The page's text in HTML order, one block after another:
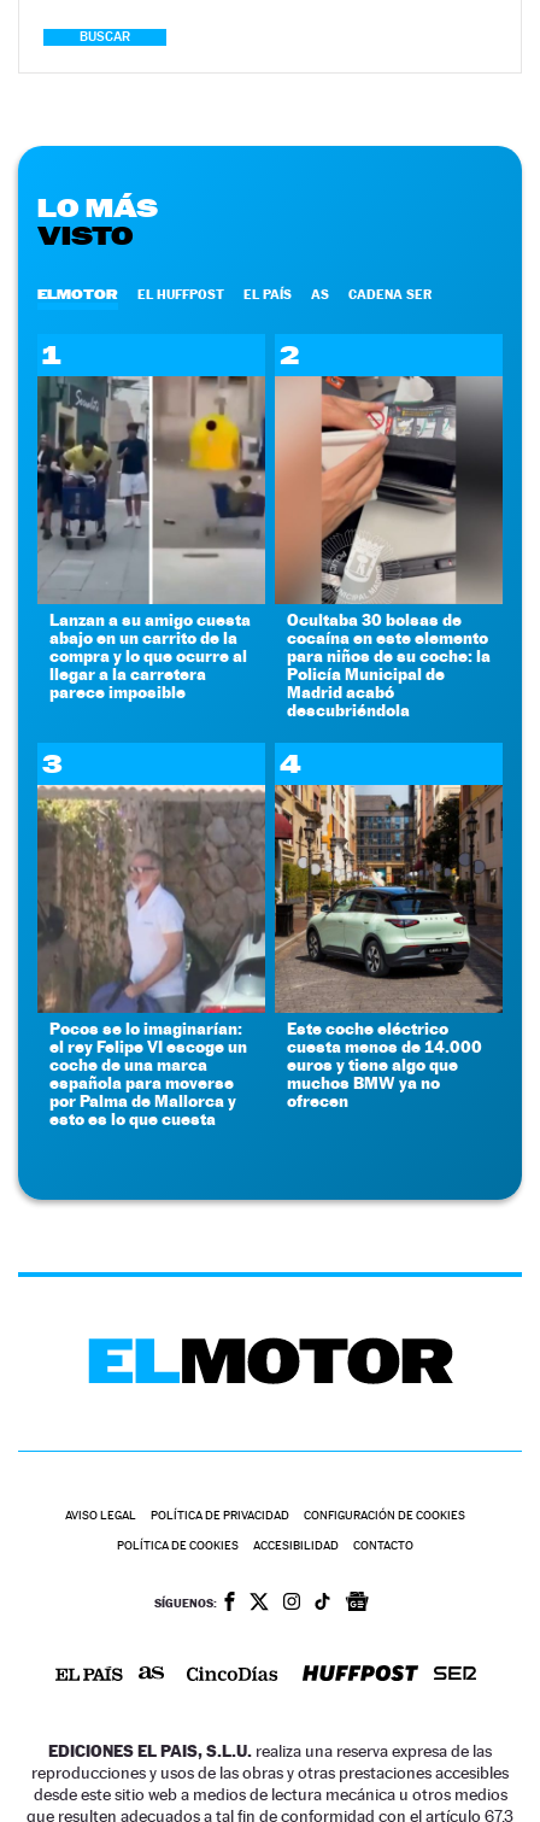
BUSCAR
LO MÁS
VISTO
ELMOTOR EL HUFFPOST EL PAÍS AS CADENA SER
1
Lanzan a su amigo cuesta
abajo en un carrito de la
compra y lo que ocurre al
llegar a la carretera
parece imposible
2
Ocultaba 30 bolsas de
cocaína en este elemento
para niños de su coche: la
Policía Municipal de
Madrid acabó
descubriéndola
3
Pocos se lo imaginarían:
el rey Felipe VI escoge un
coche de una marca
española para moverse
por Palma de Mallorca y
esto es lo que cuesta
4
Este coche eléctrico
cuesta menos de 14.000
euros y tiene algo que
muchos BMW ya no
ofrecen
AVISO LEGAL POLÍTICA DE PRIVACIDAD CONFIGURACIÓN DE COOKIES
POLÍTICA DE COOKIES ACCESIBILIDAD CONTACTO
SÍGUENOS:
EDICIONES EL PAIS, S.L.U. realiza una reserva expresa de las
reproducciones y usos de las obras y otras prestaciones accesibles
desde este sitio web a medios de lectura mecánica u otros medios
que resulten adecuados a tal fin de conformidad con el artículo 67.3